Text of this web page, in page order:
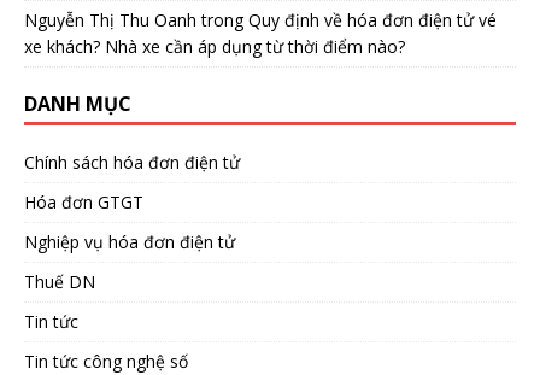
Nguyễn Thị Thu Oanh trongQuy định về hóa đơn điện tử vé
xe khách? Nhà xe cần áp dụng từ thời điểm nào?
DANH MỤC
Chính sách hóa đơn điện tử
Hóa đơn GTGT
Nghiệp vụ hóa đơn điện tử
Thuế DN
Tin tức
Tin tức công nghệ số